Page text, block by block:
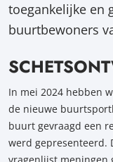
toegankelijke en
buurtbewoners
In mei 2024 hebben
de nieuwe
buurt gevraagd een
werd gepresenteerd.